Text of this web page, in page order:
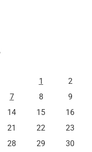
1
2
7 8
9
14 15
16
21 22
23
28 29
30